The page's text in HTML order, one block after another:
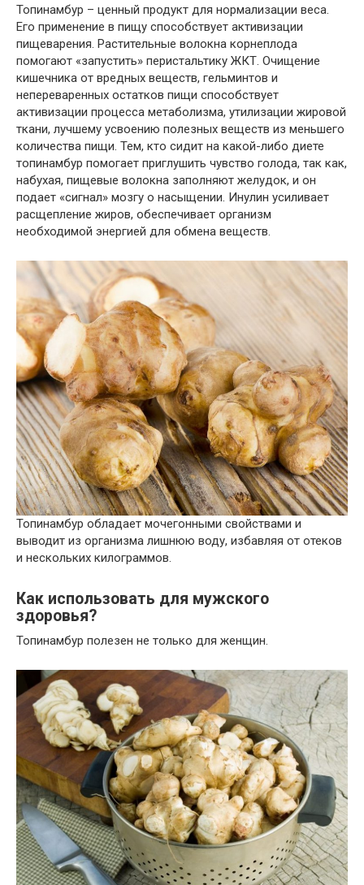
Топинамбур – ценный продукт для нормализации веса.
Его применение в пищу способствует активизации
пищеварения. Растительные волокна корнеплода
помогают «запустить» перистальтику ЖКТ. Очищение
кишечника от вредных веществ, гельминтов и
непереваренных остатков пищи способствует
активизации процесса метаболизма, утилизации жировой
ткани, лучшему усвоению полезных веществ из меньшего
количества пищи. Тем, кто сидит на какой-либо диете
топинамбур помогает приглушить чувство голода, так как,
набухая, пищевые волокна заполняют желудок, и он
подает «сигнал» мозгу о насыщении. Инулин усиливает
расщепление жиров, обеспечивает организм
необходимой энергией для обмена веществ.
Топинамбур обладает мочегонными свойствами и
выводит из организма лишнюю воду, избавляя от отеков
и нескольких килограммов.
Как использовать для мужского
здоровья?
Топинамбур полезен не только для женщин.